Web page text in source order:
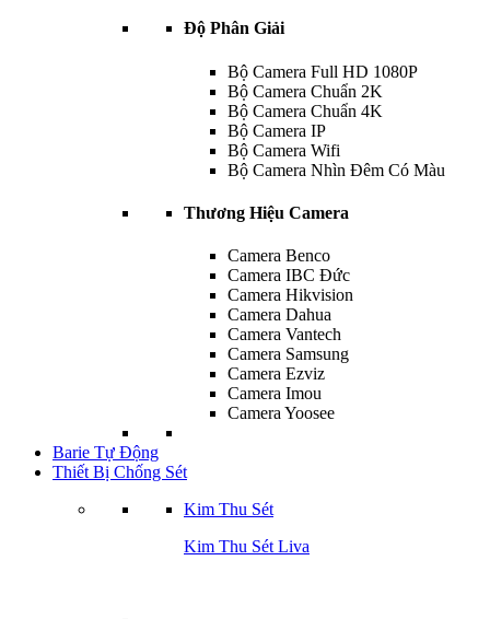
Độ Phân Giải
Bộ Camera Full HD 1080P
Bộ Camera Chuẩn 2K
Bộ Camera Chuẩn 4K
Bộ Camera IP
Bộ Camera Wifi
Bộ Camera Nhìn Đêm Có Màu
Thương Hiệu Camera
Camera Benco
Camera IBC Đức
Camera Hikvision
Camera Dahua
Camera Vantech
Camera Samsung
Camera Ezviz
Camera Imou
Camera Yoosee
Barie Tự Động
Thiết Bị Chống Sét
Kim Thu Sét
Kim Thu Sét Liva